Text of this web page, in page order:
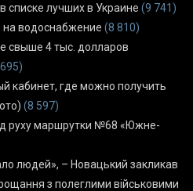
списке лучших в Украине (9 741)
водоснабжение (8 810)
свыше 4 тыс. долларов
кабинет, где можно получить
(8 597)
руху маршрутки №68 «Южне-
людей», – Новацький закликав
з полеглими військовими